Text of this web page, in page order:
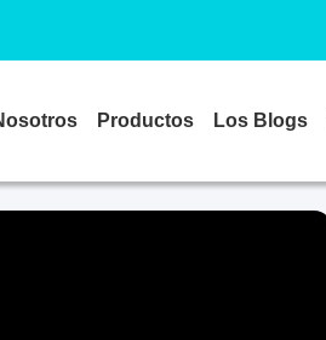
Productos Los Blogs